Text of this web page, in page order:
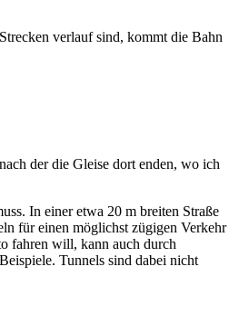
verlauf sind, kommt die Bahn
der die Gleise dort enden, wo ich
In einer etwa 20 m breiten Straße
für einen möglichst zügigen Verkehr
fahren will, kann auch durch
Tunnels sind dabei nicht